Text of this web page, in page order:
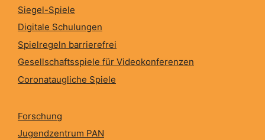
Siegel-Spiele
Digitale Schulungen
Spielregeln barrierefrei
Gesellschaftsspiele für Videokonferenzen
Coronataugliche Spiele
Forschung
Jugendzentrum PAN